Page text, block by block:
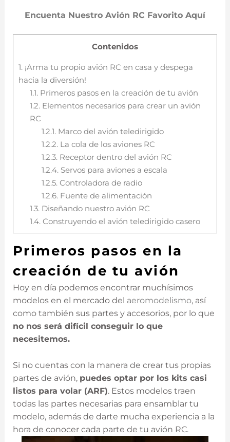
Encuenta Nuestro Avión RC Favorito Aquí
Contenidos
1.¡Arma tu propio avión RC en casa y despega
hacia la diversión!
1.1. Primeros pasos en la creación de tu avión
1.2. Elementos necesarios para crear un avión
RC
1.2.1. Marco del avión teledirigido
1.2.2. La cola de los aviones RC
1.2.3. Receptor dentro del avión RC
1.2.4. Servos para aviones a escala
1.2.5. Controladora de radio
1.2.6. Fuente de alimentación
1.3. Diseñando nuestro avión RC
1.4. Construyendo el avión teledirigido casero
Primeros pasos en la
creación de tu avión
Hoy en día podemos encontrar muchísimos
modelos en el mercado del aeromodelismo, así
como también sus partes y accesorios, por lo que
no nos será difícil conseguir lo que
necesitemos.
Si no cuentas con la manera de crear tus propias
partes de avión, puedes optar por los kits casi
listos para volar (ARF). Estos modelos traen
todas las partes necesarias para ensamblar tu
modelo, además de darte mucha experiencia a la
hora de conocer cada parte de tu avión RC.